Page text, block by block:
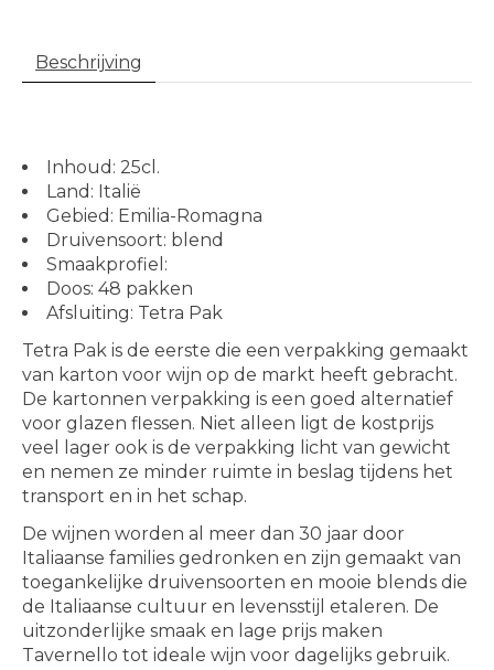
Beschrijving
Inhoud: 25cl.
Land: Italië
Gebied: Emilia-Romagna
Druivensoort: blend
Smaakprofiel:
Doos: 48 pakken
Afsluiting: Tetra Pak
Tetra Pak is de eerste die een verpakking gemaakt
van karton voor wijn op de markt heeft gebracht.
De kartonnen verpakking is een goed alternatief
voor glazen flessen. Niet alleen ligt de kostprijs
veel lager ook is de verpakking licht van gewicht
en nemen ze minder ruimte in beslag tijdens het
transport en in het schap.
De wijnen worden al meer dan 30 jaar door
Italiaanse families gedronken en zijn gemaakt van
toegankelijke druivensoorten en mooie blends die
de Italiaanse cultuur en levensstijl etaleren. De
uitzonderlijke smaak en lage prijs maken
Tavernello tot ideale wijn voor dagelijks gebruik.